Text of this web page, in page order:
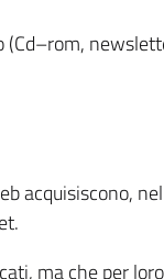
ma che per